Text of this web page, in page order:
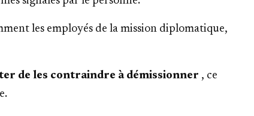
les employés de la mission diplomatique,
de les contraindre à démissionner , ce